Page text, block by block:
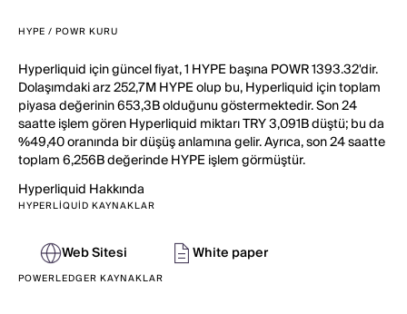
HYPE / POWR KURU
Hyperliquid için güncel fiyat, 1 HYPE başına POWR 1393.32'dir.
Dolaşımdaki arz 252,7M HYPE olup bu, Hyperliquid için toplam
piyasa değerinin 653,3B olduğunu göstermektedir. Son 24
saatte işlem gören Hyperliquid miktarı TRY 3,091B düştü; bu da
%49,40 oranında bir düşüş anlamına gelir. Ayrıca, son 24 saatte
toplam 6,256B değerinde HYPE işlem görmüştür.
Hyperliquid Hakkında
HYPERLIQUID KAYNAKLAR
Web Sitesi White paper
POWERLEDGER KAYNAKLAR